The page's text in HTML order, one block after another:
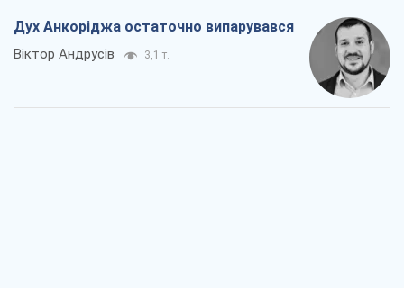
Дух Анкоріджа остаточно випарувався
Віктор Андрусів 3,1 т.